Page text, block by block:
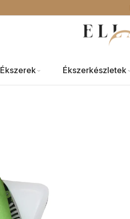
Ékszerek Ékszerkészletek